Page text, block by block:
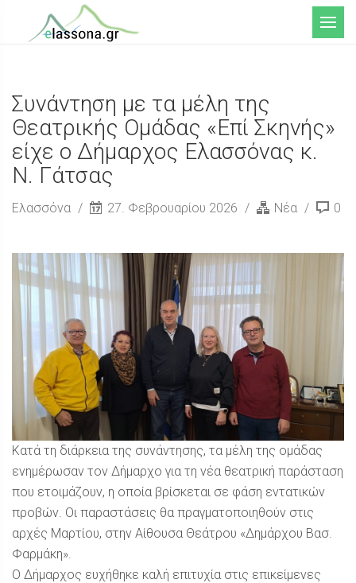
Μενού
Συνάντηση με τα μέλη της
Θεατρικής Ομάδας «Επί Σκηνής»
είχε ο Δήμαρχος Ελασσόνας κ.
Ν. Γάτσας
Ελασσόνα 27. Φεβρουαρίου 2026 Νέα 0
Κατά τη διάρκεια της συνάντησης, τα μέλη της ομάδας
ενημέρωσαν τον Δήμαρχο για τη νέα θεατρική παράσταση
που ετοιμάζουν, η οποία βρίσκεται σε φάση εντατικών
προβών. Οι παραστάσεις θα πραγματοποιηθούν στις
αρχές Μαρτίου, στην Αίθουσα Θεάτρου «Δημάρχου Βασ.
Φαρμάκη».
Ο Δήμαρχος ευχήθηκε καλή επιτυχία στις επικείμενες